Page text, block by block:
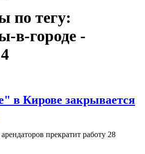
по тегу:
в-городе -
в Кирове закрывается
прекратит работу 28